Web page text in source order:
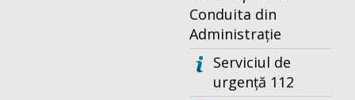
Conduita din
Administrație
Serviciul de
urgență 112